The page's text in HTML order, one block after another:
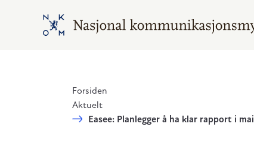
Hopp til hovedinnhold
Gå til hovedsiden
Forsiden
Aktuelt
Easee: Planlegger å ha klar rapport i mai